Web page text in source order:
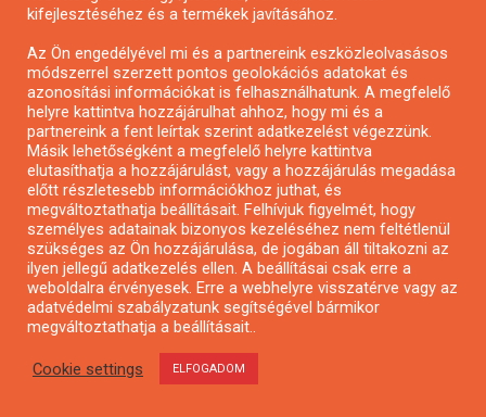
A pályaművek elbírálásának szakmai
szempontrendszere
A pályaművek az alábbi szempontok alapján kerülnek
értékelésre:
pénzügyileg megalapozottak;
hátrányos fiatalok bevonásával valósulnak meg,
a projekt által elért fiatalok száma,
a projekt lehetőséget teremt több generáció
bevonására, együttműködésére, vagy a fiatalok
által végzett tevékenységek pozitív hatást
gyakorolnak a szűkebb/tágabb környezetükben élő
kifejlesztéséhez és a termékek javításához.
Az Ön engedélyével mi és a partnereink eszközleolvasásos
módszerrel szerzett pontos geolokációs adatokat és
azonosítási információkat is felhasználhatunk. A megfelelő
helyre kattintva hozzájárulhat ahhoz, hogy mi és a
partnereink a fent leírtak szerint adatkezelést végezzünk.
Másik lehetőségként a megfelelő helyre kattintva
elutasíthatja a hozzájárulást, vagy a hozzájárulás megadása
előtt részletesebb információkhoz juthat, és
megváltoztathatja beállításait. Felhívjuk figyelmét, hogy
személyes adatainak bizonyos kezeléséhez nem feltétlenül
szükséges az Ön hozzájárulása, de jogában áll tiltakozni az
ilyen jellegű adatkezelés ellen. A beállításai csak erre a
weboldalra érvényesek. Erre a webhelyre visszatérve vagy az
adatvédelmi szabályzatunk segítségével bármikor
megváltoztathatja a beállításait..
Cookie settings ELFOGADOM